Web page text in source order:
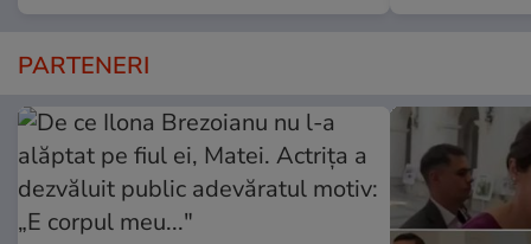
PARTENERI